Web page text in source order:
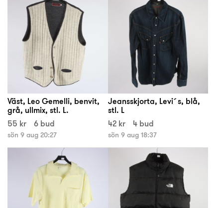
Väst, Leo Gemelli, benvit,
grå, ullmix, stl. L.
55 kr
6 bud
sön 9 aug 20:27
Jeansskjorta, Levi´s, blå,
stl. L
42 kr
4 bud
sön 9 aug 18:37